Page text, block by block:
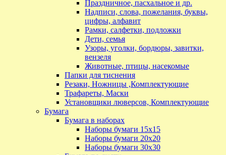
Праздничное, пасхальное и др.
Надписи, слова, пожелания, буквы,
цифры, алфавит
Рамки, салфетки, подложки
Дети, семья
Узоры, уголки, бордюры, завитки,
вензеля
Животные, птицы, насекомые
Папки для тиснения
Резаки, Ножницы ,Комплектующие
Трафареты, Маски
Установщики люверсов, Комплектующие
Бумага
Бумага в наборах
Наборы бумаги 15х15
Наборы бумаги 20х20
Наборы бумаги 30х30